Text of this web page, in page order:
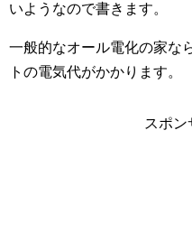
いようなので書きます。
一般的なオール電化の家な
トの電気代がかかります。
スポン